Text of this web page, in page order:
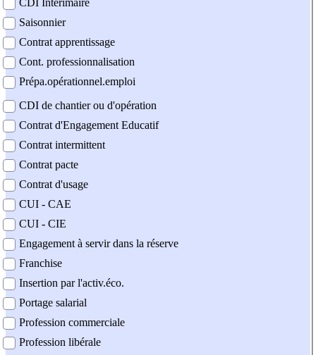
CDI Intérimaire
Saisonnier
Contrat apprentissage
Cont. professionnalisation
Prépa.opérationnel.emploi
CDI de chantier ou d'opération
Contrat d'Engagement Educatif
Contrat intermittent
Contrat pacte
Contrat d'usage
CUI - CAE
CUI - CIE
Engagement à servir dans la réserve
Franchise
Insertion par l'activ.éco.
Portage salarial
Profession commerciale
Profession libérale